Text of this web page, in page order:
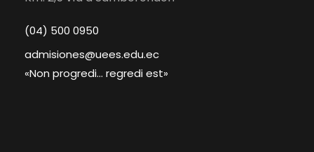
(04) 500 0950
admisiones@uees.edu.ec
«Non progredi… regredi est»